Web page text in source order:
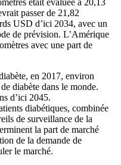
passer de 21,82
USD d’ici 2034, avec un
de prévision. L’Amérique
avec une part de
en 2017, environ
diabète dans le monde.
d’ici 2045.
diabétiques, combinée
de surveillance de la
la part de marché
de la demande de
le marché.